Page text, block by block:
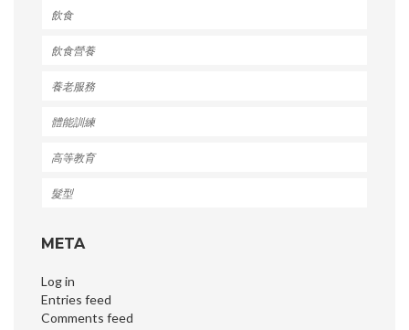
飲食
飲食營養
養老服務
體能訓練
高等教育
髮型
META
Log in
Entries feed
Comments feed